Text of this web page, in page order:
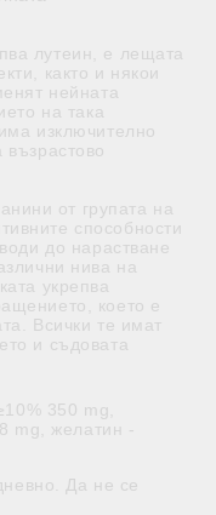
лутеин, е лещата
както и някои
нейната
на така
изключително
от групата на
способности
до нарастване
нива на
укрепва
което е
Всички те имат
и съдовата
350 mg,
mg, желатин -
Да не се